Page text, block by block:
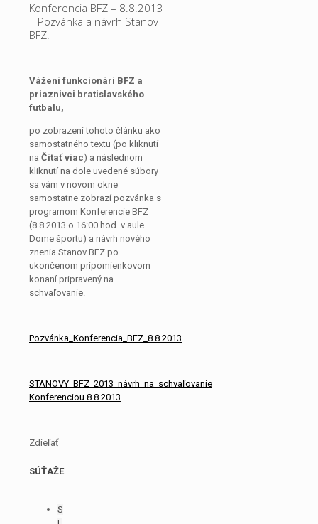
Konferencia BFZ – 8.8.2013
– Pozvánka a návrh Stanov
BFZ.
Vážení funkcionári BFZ a
priaznivci bratislavského
futbalu,
po zobrazení tohoto článku ako
samostatného textu (po kliknutí
na Čítať viac) a následnom
kliknutí na dole uvedené súbory
sa vám v novom okne
samostatne zobrazí pozvánka s
programom Konferencie BFZ
(8.8.2013 o 16:00 hod. v aule
Dome športu) a návrh nového
znenia Stanov BFZ po
ukončenom pripomienkovom
konaní pripravený na
schvaľovanie.
Pozvánka_Konferencia_BFZ_8.8.2013
STANOVY_BFZ_2013_návrh_na_schvaľovanie
Konferenciou 8.8.2013
Zdieľať
SÚŤAŽE
S